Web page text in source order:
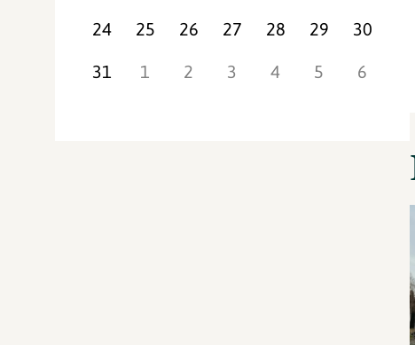
24 25 26 27 28 29 30
31 1 2 3 4 5 6